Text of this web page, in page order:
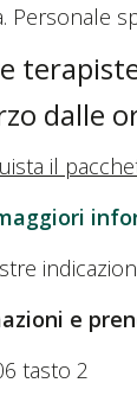
Personale
dalle
il
e
tasto 2